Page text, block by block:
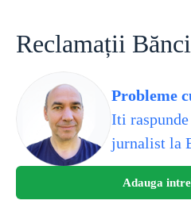
contentReclamații Bănci
Probleme
Iti
jurnalist la
Adauga